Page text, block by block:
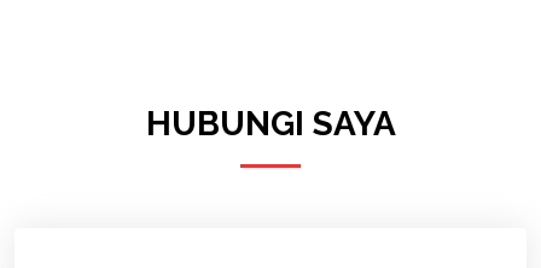
HUBUNGI SAYA